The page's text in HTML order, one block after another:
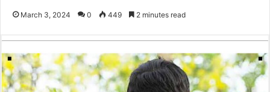
March 3, 2024 0 449 2 minutes read